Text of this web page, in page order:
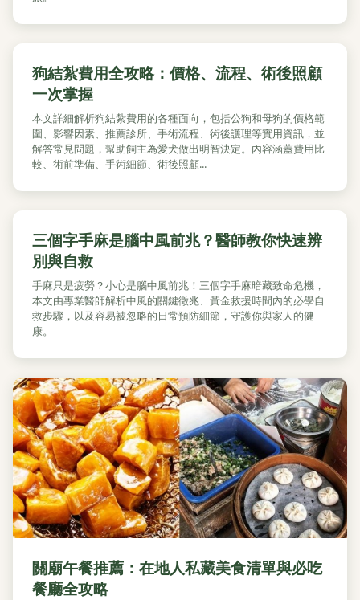
狗結紮費用全攻略：價格、流程、術後照顧
一次掌握
本文詳細解析狗結紮費用的各種面向，包括公狗和母狗的價格範
圍、影響因素、推薦診所、手術流程、術後護理等實用資訊，並
解答常見問題，幫助飼主為愛犬做出明智決定。內容涵蓋費用比
較、術前準備、手術細節、術後照顧...
三個字手麻是腦中風前兆？醫師教你快速辨
別與自救
手麻只是疲勞？小心是腦中風前兆！三個字手麻暗藏致命危機，
本文由專業醫師解析中風的關鍵徵兆、黃金救援時間內的必學自
救步驟，以及容易被忽略的日常預防細節，守護你與家人的健
康。
關廟午餐推薦：在地人私藏美食清單與必吃
餐廳全攻略